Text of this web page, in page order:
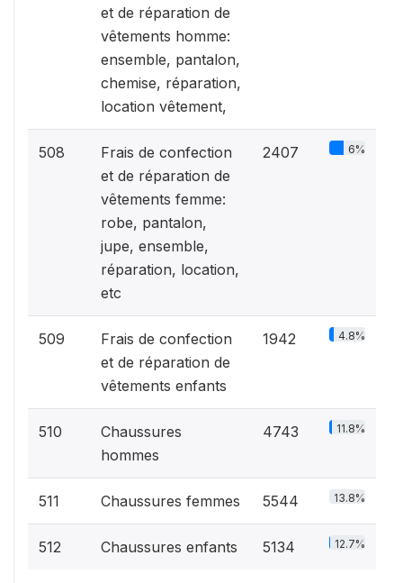
et de réparation de
vêtements homme:
ensemble, pantalon,
chemise, réparation,
location vêtement,
508
Frais de confection
et de réparation de
vêtements femme:
robe, pantalon,
jupe, ensemble,
réparation, location,
etc
2407 6%
509
Frais de confection
et de réparation de
vêtements enfants
1942 4.8%
510
Chaussures
hommes
4743 11.8%
511 Chaussures femmes 5544 13.8%
512 Chaussures enfants 5134 12.7%